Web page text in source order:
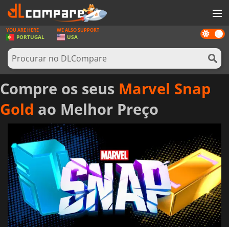
JOGOS
GAME CARDS
SOFTWARE
REWARDS
HARDWARE
NOTÍCIAS
ENTRAR OU REGISTAR
Dark
mode
YOU ARE HERE
PORTUGAL
WE ALSO SUPPORT
USA
Compre os seus Marvel Snap
Gold ao Melhor Preço